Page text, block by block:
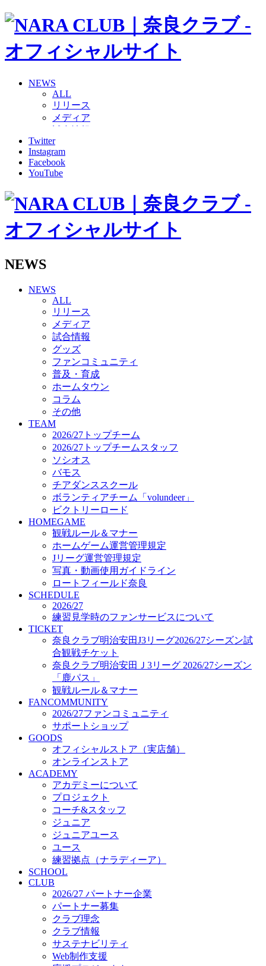
NEWS
ALL
リリース
メディア
グッズ
ファンコミュニティ
普及・育成
ホームタウン
その他
2026/27トップチーム
2026/27トップチームスタッフ
ボランティアチーム「volundeer」
ビクトリーロード
HOMEGAME
観戦ルール＆マナー
ホームゲーム運営管理規定
Jリーグ運営管理規定
写真・動画使用ガイドライン
ロートフィールド奈良
SCHEDULE
2026/27
練習見学時のファンサービスについて
TICKET
奈良クラブ明治安田J3リーグ2026/27シーズン試
合観戦チケット
奈良クラブ明治安田Ｊ3リーグ 2026/27シーズン
「鹿パス」
観戦ルール＆マナー
FANCOMMUNITY
2026/27ファンコミュニティ
サポートショップ
GOODS
オフィシャルストア（実店舗）
オンラインストア
ACADEMY
アカデミーについて
プロジェクト
コーチ&スタッフ
ジュニア
ジュニアユース
ユース
練習拠点（ナラディーア）
SCHOOL
2026/27 パートナー企業
パートナー募集
クラブ理念
クラブ情報
サステナビリティ
Web制作支援
応援プロジェクト
Twitter
Instagram
Facebook
YouTube
NEWS
NEWS
ALL
リリース
メディア
試合情報
グッズ
ファンコミュニティ
普及・育成
ホームタウン
コラム
その他
TEAM
2026/27トップチーム
2026/27トップチームスタッフ
ソシオス
バモス
チアダンススクール
ボランティアチーム「volundeer」
ビクトリーロード
HOMEGAME
観戦ルール＆マナー
ホームゲーム運営管理規定
Jリーグ運営管理規定
写真・動画使用ガイドライン
ロートフィールド奈良
SCHEDULE
2026/27
練習見学時のファンサービスについて
TICKET
奈良クラブ明治安田J3リーグ2026/27シーズン試
合観戦チケット
奈良クラブ明治安田Ｊ3リーグ 2026/27シーズン
「鹿パス」
観戦ルール＆マナー
FANCOMMUNITY
2026/27ファンコミュニティ
サポートショップ
GOODS
オフィシャルストア（実店舗）
オンラインストア
ACADEMY
アカデミーについて
プロジェクト
コーチ&スタッフ
ジュニア
ジュニアユース
ユース
練習拠点（ナラディーア）
SCHOOL
CLUB
2026/27 パートナー企業
パートナー募集
クラブ理念
クラブ情報
サステナビリティ
Web制作支援